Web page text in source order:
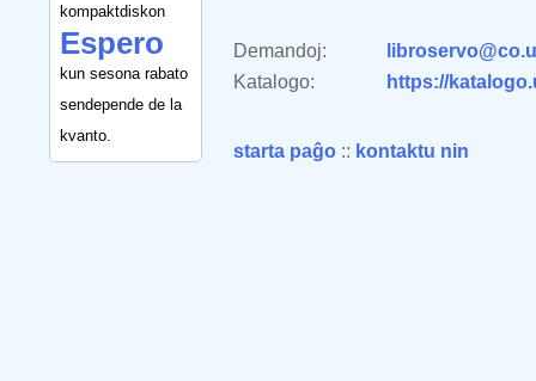
kompaktdiskon
Espero
kun sesona rabato
sendepende de la
kvanto.
Demandoj:
Katalogo:
https://
starta paĝo :: kontaktu nin